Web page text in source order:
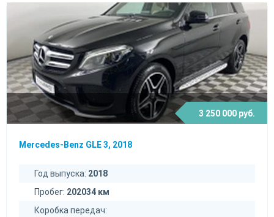
3 250 000 руб.
Mercedes-Benz GLE 3, 2018
Год выпуска: 2018
Пробег: 202034 км
Коробка передач: